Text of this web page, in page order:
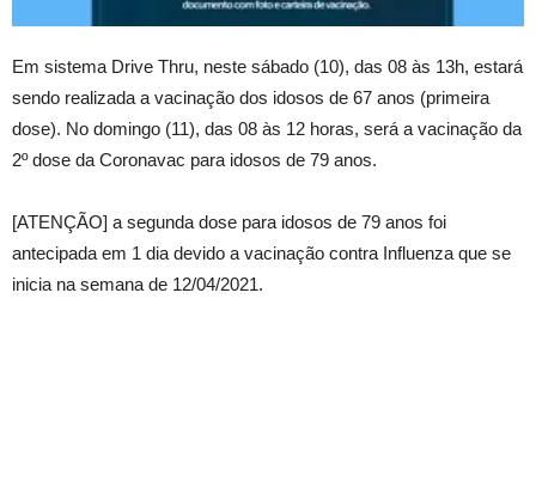
Em sistema Drive Thru, neste sábado (10), das 08 às 13h, estará
sendo realizada a vacinação dos idosos de 67 anos (primeira
dose). No domingo (11), das 08 às 12 horas, será a vacinação da
2º dose da Coronavac para idosos de 79 anos.
[ATENÇÃO] a segunda dose para idosos de 79 anos foi
antecipada em 1 dia devido a vacinação contra Influenza que se
inicia na semana de 12/04/2021.